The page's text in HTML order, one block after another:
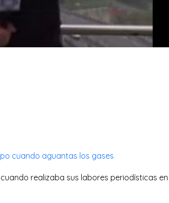
cuando aguantas los gases
realizaba sus labores periodísticas en